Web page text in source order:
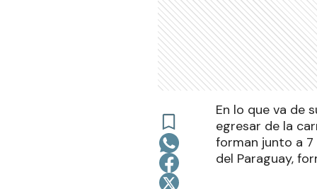
En lo que va de
egresar de la
forman junto a 7
del Paraguay,